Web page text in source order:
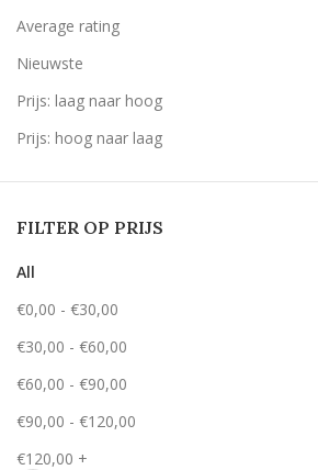
Average rating
Nieuwste
Prijs: laag naar hoog
Prijs: hoog naar laag
FILTER OP PRIJS
All
€0,00 - €30,00
€30,00 - €60,00
€60,00 - €90,00
€90,00 - €120,00
€120,00 +